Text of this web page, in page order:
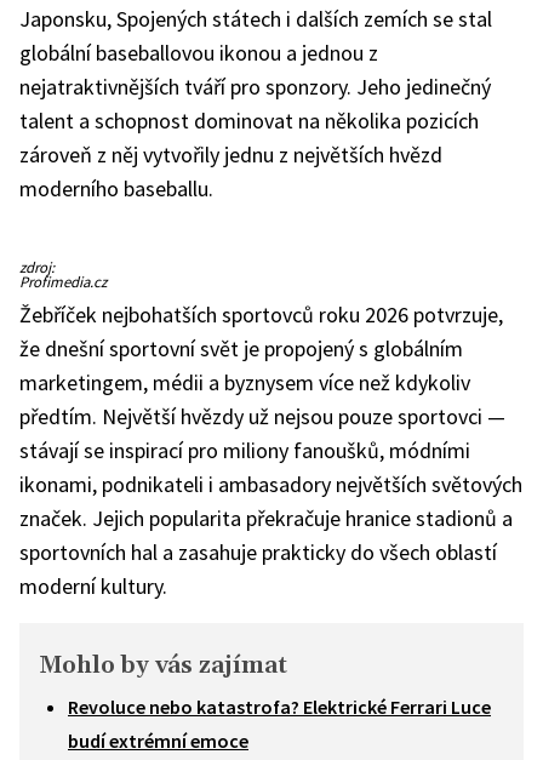
Japonsku, Spojených státech i dalších zemích se stal
globální baseballovou ikonou a jednou z
nejatraktivnějších tváří pro sponzory. Jeho jedinečný
talent a schopnost dominovat na několika pozicích
zároveň z něj vytvořily jednu z největších hvězd
moderního baseballu.
Shohei
Ohtani
zdroj:
Profimedia.cz
Žebříček nejbohatších sportovců roku 2026 potvrzuje,
že dnešní sportovní svět je propojený s globálním
marketingem, médii a byznysem více než kdykoliv
předtím. Největší hvězdy už nejsou pouze sportovci —
stávají se inspirací pro miliony fanoušků, módními
ikonami, podnikateli i ambasadory největších světových
značek. Jejich popularita překračuje hranice stadionů a
sportovních hal a zasahuje prakticky do všech oblastí
moderní kultury.
Mohlo by vás zajímat
Revoluce nebo katastrofa? Elektrické Ferrari Luce
budí extrémní emoce